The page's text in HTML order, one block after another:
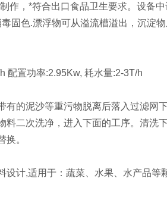
，*符合出口食品卫生要求。设备中
固色.漂浮物可从溢流槽溢出，沉淀
配置功率:2.95Kw, 耗水量:2-3T/h
的泥沙等重污物脱离后落入过滤网
二次洗净，进入下面的工序。清洗
。
计,适用于：蔬菜、水果、水产品等